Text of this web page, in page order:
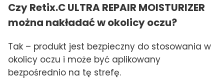
Czy Retix.C ULTRA REPAIR MOISTURIZER
można nakładać w okolicy oczu?
Tak – produkt jest bezpieczny do stosowania w
okolicy oczu i może być aplikowany
bezpośrednio na tę strefę.